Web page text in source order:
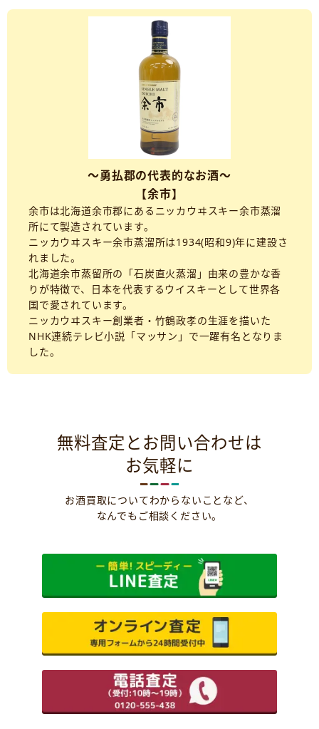
～勇払郡の代表的なお酒～
【余市】
余市は北海道余市郡にあるニッカウヰスキー余市蒸溜
所にて製造されています。
ニッカウヰスキー余市蒸溜所は1934(昭和9)年に建設さ
れました。
北海道余市蒸留所の「石炭直火蒸溜」由来の豊かな香
りが特徴で、日本を代表するウイスキーとして世界各
国で愛されています。
ニッカウヰスキー創業者・竹鶴政孝の生涯を描いた
NHK連続テレビ小説「マッサン」で一躍有名となりま
した。
無料査定とお問い合わせは
お気軽に
お酒買取についてわからないことなど、
なんでもご相談ください。